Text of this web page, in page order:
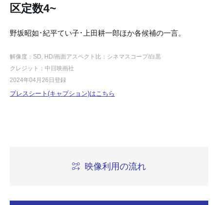
区定数4~
野坂昭如･紀平てい子･上田耕一郎ほか各候補の一言。
解像度：SD, HD/画面アスペクト比：シネマスコープ/白黒
クレジット：中日映画社
2024年04月26日登録
プレスシート(キャプション)はこちら
映像利用の流れ